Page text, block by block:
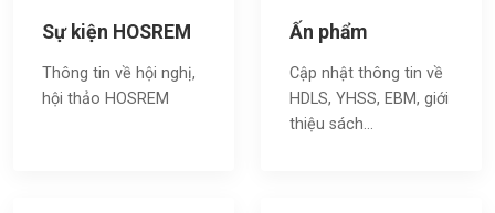
Sự kiện HOSREM
Thông tin về hội nghị,
hội thảo HOSREM
Ấn phẩm
Cập nhật thông tin về
HDLS, YHSS, EBM, giới
thiệu sách…